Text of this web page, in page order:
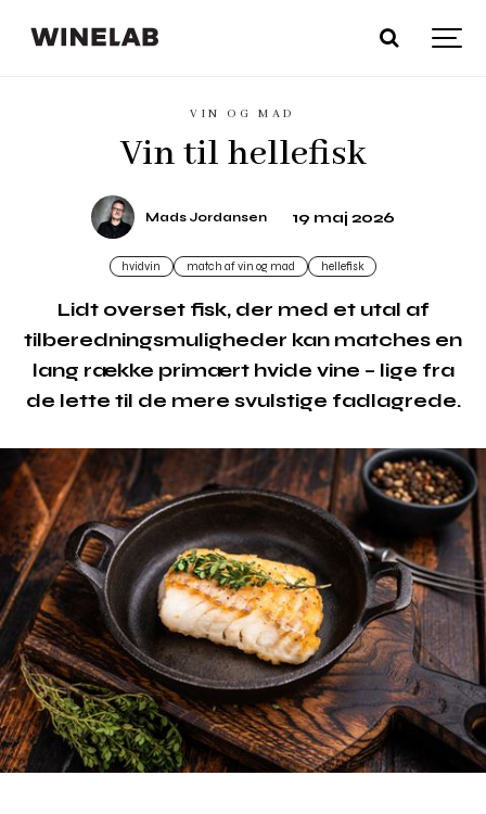
VIN OG MAD
Vin til hellefisk
Mads Jordansen 19 maj 2026
hvidvin match af vin og mad hellefisk
Lidt overset fisk, der med et utal af
tilberedningsmuligheder kan matches en
lang række primært hvide vine – lige fra
de lette til de mere svulstige fadlagrede.